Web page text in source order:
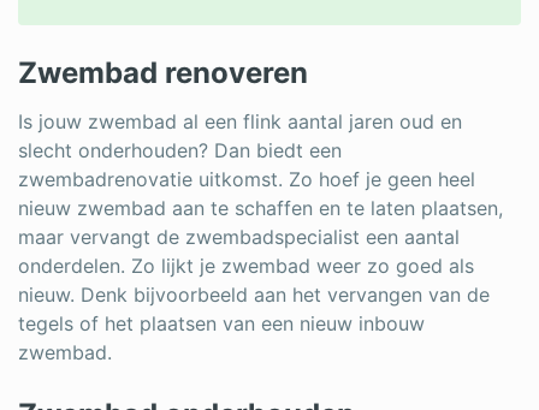
Zwembad renoveren
Is jouw zwembad al een flink aantal jaren oud en
slecht onderhouden? Dan biedt een
zwembadrenovatie uitkomst. Zo hoef je geen heel
nieuw zwembad aan te schaffen en te laten plaatsen,
maar vervangt de zwembadspecialist een aantal
onderdelen. Zo lijkt je zwembad weer zo goed als
nieuw. Denk bijvoorbeeld aan het vervangen van de
tegels of het plaatsen van een nieuw inbouw
zwembad.